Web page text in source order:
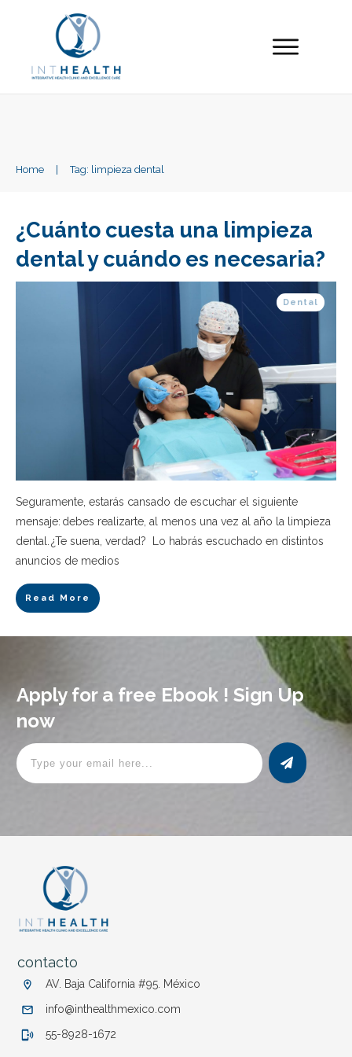
Home Tag: limpieza dental
¿Cuánto cuesta una limpieza
dental y cuándo es necesaria?
Dental
Seguramente, estarás cansado de escuchar el siguiente
mensaje: debes realizarte, al menos una vez al año la limpieza
dental. ¿Te suena, verdad? Lo habrás escuchado en distintos
anuncios de medios
Read More
Apply for a free Ebook ! Sign Up
now
contacto
AV. Baja California #95. México
info@inthealthmexico.com
55-8928-1672